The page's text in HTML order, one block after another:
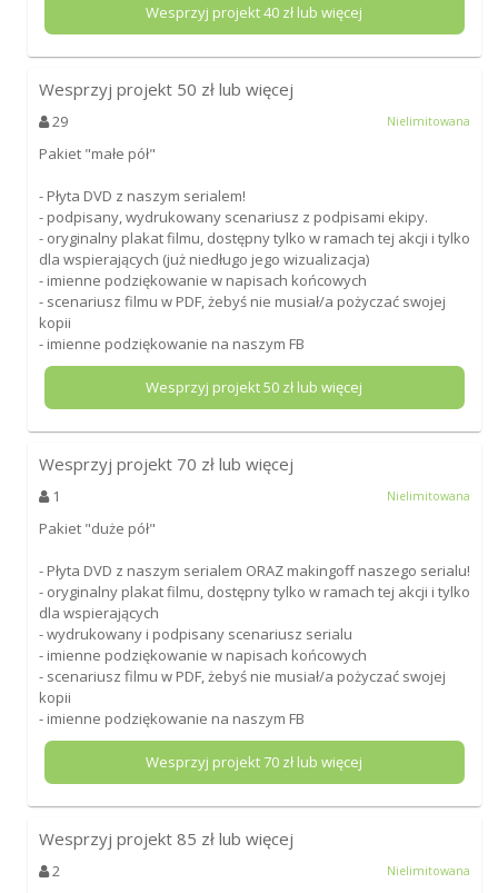
Wesprzyj projekt40 zł lub więcej
Wesprzyj projekt 50 zł lub więcej
29 Nielimitowana
Pakiet "małe pół"
- Płyta DVD z naszym serialem!
- podpisany, wydrukowany scenariusz z podpisami ekipy.
- oryginalny plakat filmu, dostępny tylko w ramach tej akcji i tylko
dla wspierających (już niedługo jego wizualizacja)
- imienne podziękowanie w napisach końcowych
- scenariusz filmu w PDF, żebyś nie musiał/a pożyczać swojej
kopii
- imienne podziękowanie na naszym FB
Wesprzyj projekt50 zł lub więcej
Wesprzyj projekt 70 zł lub więcej
1 Nielimitowana
Pakiet "duże pół"
- Płyta DVD z naszym serialem ORAZ makingoff naszego serialu!
- oryginalny plakat filmu, dostępny tylko w ramach tej akcji i tylko
dla wspierających
- wydrukowany i podpisany scenariusz serialu
- imienne podziękowanie w napisach końcowych
- scenariusz filmu w PDF, żebyś nie musiał/a pożyczać swojej
kopii
- imienne podziękowanie na naszym FB
Wesprzyj projekt70 zł lub więcej
Wesprzyj projekt 85 zł lub więcej
2 Nielimitowana